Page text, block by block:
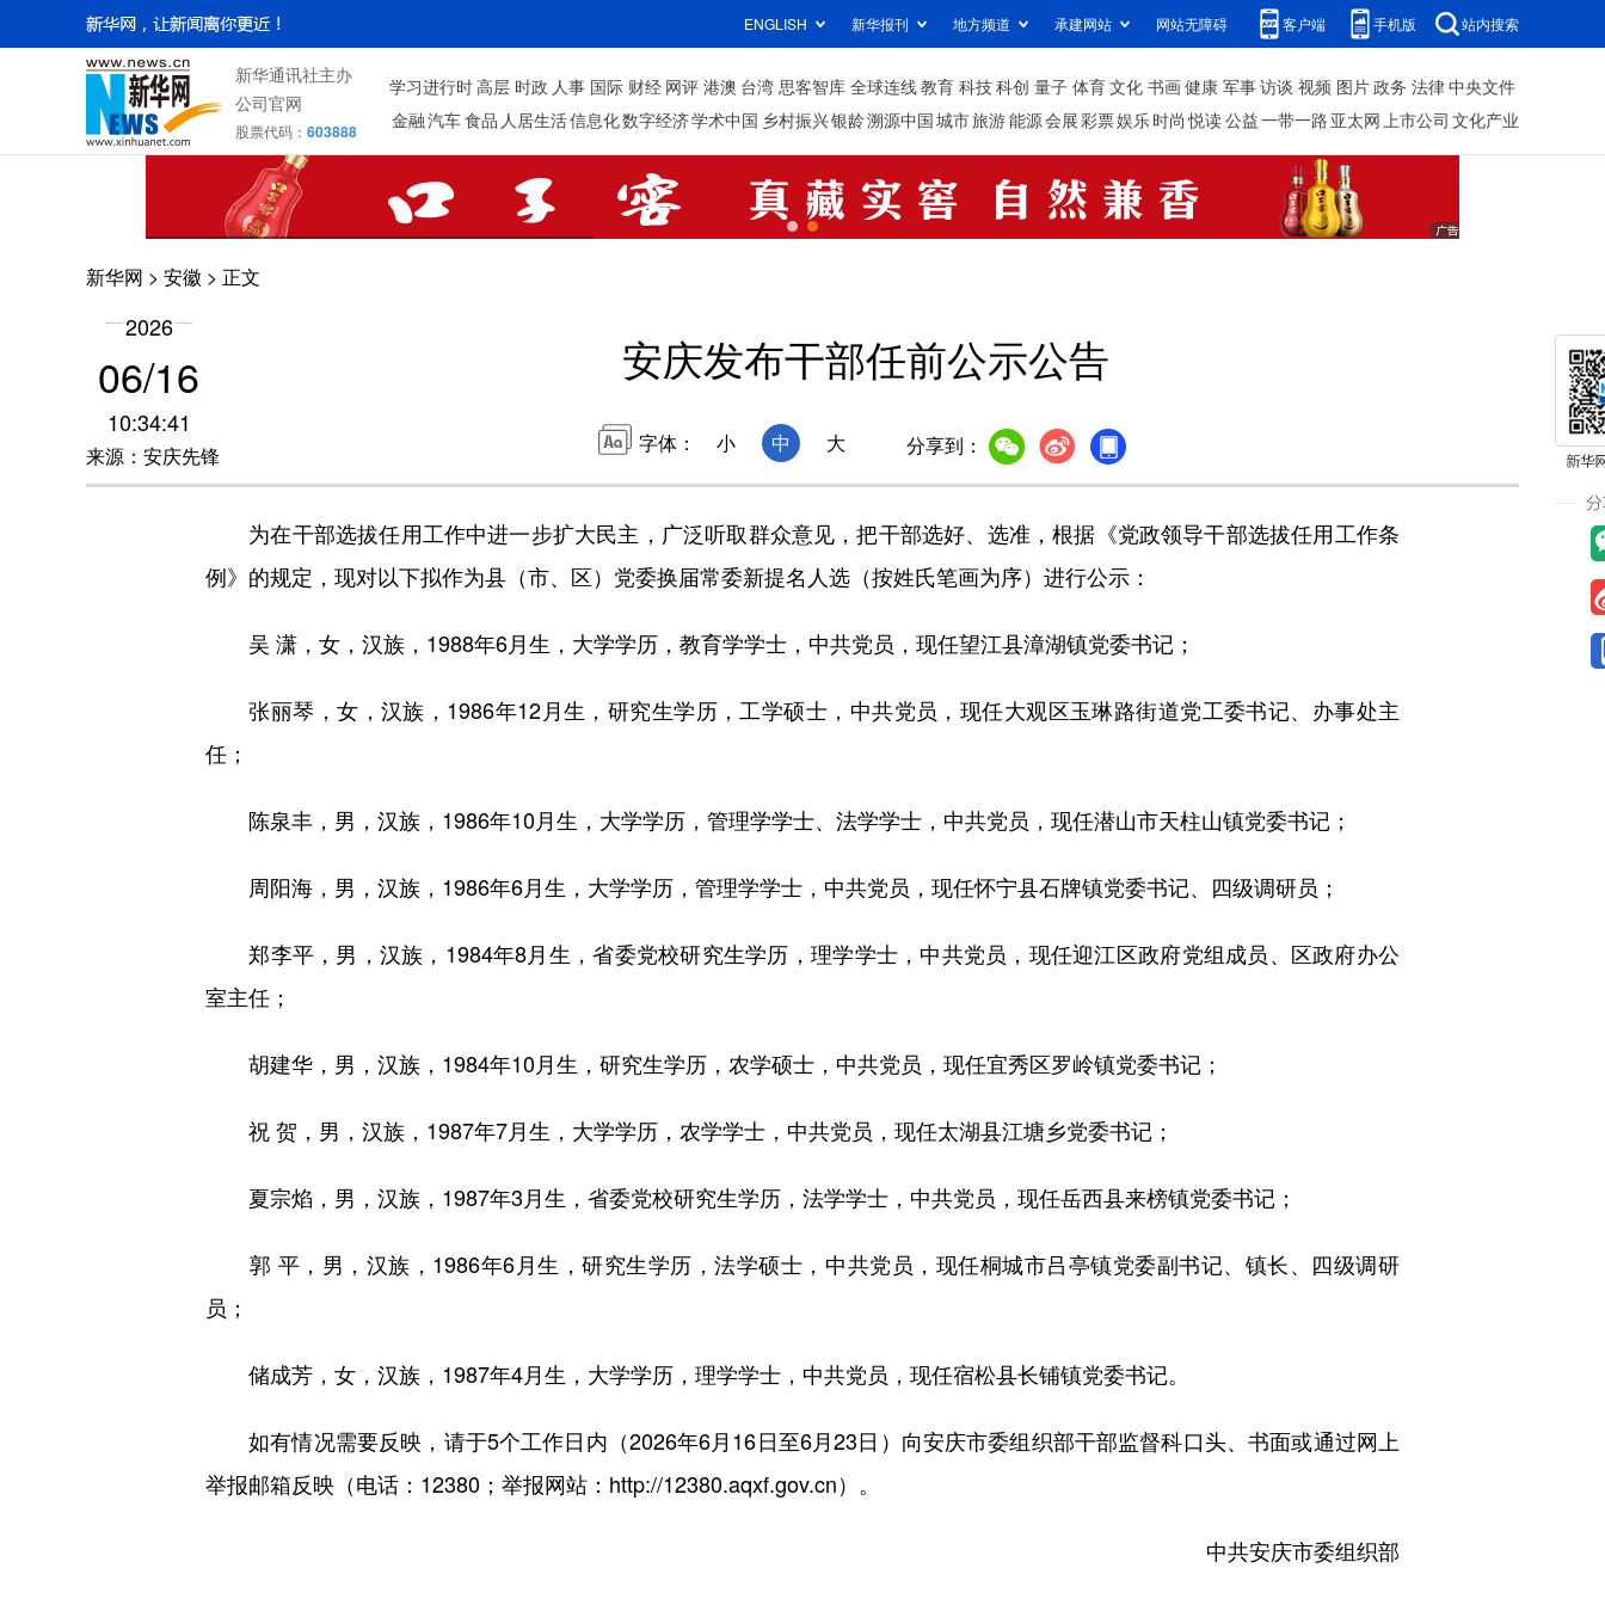
ENGLISH 新华报刊 地方频道 承建网站 网站无障碍 客户端 手机版 站内搜索
新华通讯社主办
公司官网
股票代码： 603888
学习进行时高层 时政 人事 国际 财经 网评 港澳 台湾 思客智库 全球连线教育 科技科创 量子 体育文化 书画健康 军事访谈 视频 图片政务 法律中央文件
金融汽车食品 人居生活信息化数字经济学术中国 乡村振兴银龄溯源中国城市旅游能源会展彩票娱乐时尚 悦读公益一带一路 亚太网上市公司 文化产业
新华网 > 安徽 > 正文
2026
06/16
10:34:41
来源：安庆先锋
安庆发布干部任前公示公告
字体： 小 中 大 分享到：
为在干部选拔任用工作中进一步扩大民主，广泛听取群众意见，把干部选好、选准，根据《党政领导干部选拔任用工作条
例》的规定，现对以下拟作为县（市、区）党委换届常委新提名人选（按姓氏笔画为序）进行公示：
吴 潇，女，汉族，1988年6月生，大学学历，教育学学士，中共党员，现任望江县漳湖镇党委书记；
张丽琴，女，汉族，1986年12月生，研究生学历，工学硕士，中共党员，现任大观区玉琳路街道党工委书记、办事处主
任；
陈泉丰，男，汉族，1986年10月生，大学学历，管理学学士、法学学士，中共党员，现任潜山市天柱山镇党委书记；
周阳海，男，汉族，1986年6月生，大学学历，管理学学士，中共党员，现任怀宁县石牌镇党委书记、四级调研员；
郑李平，男，汉族，1984年8月生，省委党校研究生学历，理学学士，中共党员，现任迎江区政府党组成员、区政府办公
室主任；
胡建华，男，汉族，1984年10月生，研究生学历，农学硕士，中共党员，现任宜秀区罗岭镇党委书记；
祝 贺，男，汉族，1987年7月生，大学学历，农学学士，中共党员，现任太湖县江塘乡党委书记；
夏宗焰，男，汉族，1987年3月生，省委党校研究生学历，法学学士，中共党员，现任岳西县来榜镇党委书记；
郭 平，男，汉族，1986年6月生，研究生学历，法学硕士，中共党员，现任桐城市吕亭镇党委副书记、镇长、四级调研
员；
储成芳，女，汉族，1987年4月生，大学学历，理学学士，中共党员，现任宿松县长铺镇党委书记。
如有情况需要反映，请于5个工作日内（2026年6月16日至6月23日）向安庆市委组织部干部监督科口头、书面或通过网上
举报邮箱反映（电话：12380；举报网站：http://12380.aqxf.gov.cn）。
中共安庆市委组织部